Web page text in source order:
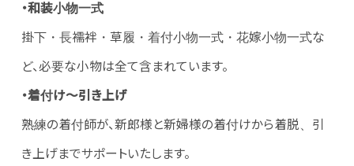
・和装小物一式
掛下・長襦袢・草履・着付小物一式・花嫁小物一式な
ど、必要な小物は全て含まれています。
・着付け～引き上げ
熟練の着付師が、新郎様と新婦様の着付けから着脱、引
き上げまでサポートいたします。